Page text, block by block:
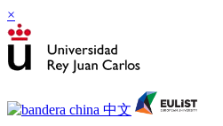
×